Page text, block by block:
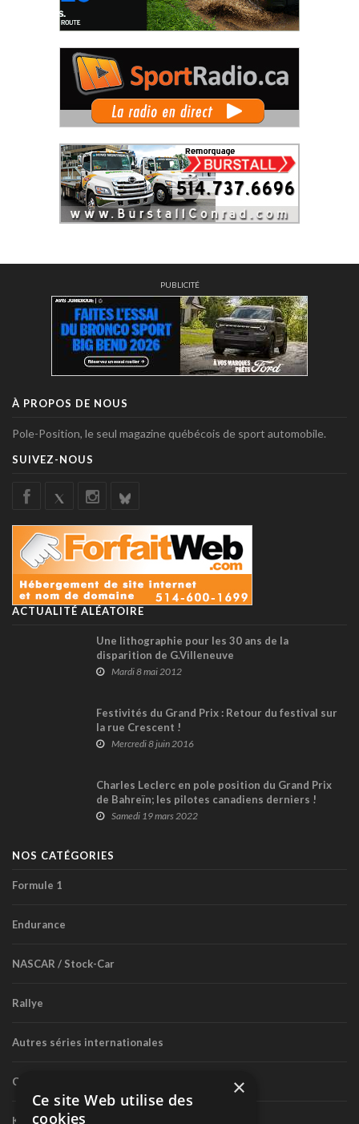
PUBLICITÉ
À PROPOS DE NOUS
Pole-Position, le seul magazine québécois de sport automobile.
SUIVEZ-NOUS
ACTUALITÉ ALÉATOIRE
Une lithographie pour les 30 ans de la
disparition de G.Villeneuve
Mardi 8 mai 2012
Festivités du Grand Prix : Retour du festival sur
la rue Crescent !
Mercredi 8 juin 2016
Charles Leclerc en pole position du Grand Prix
de Bahreïn; les pilotes canadiens derniers !
Samedi 19 mars 2022
NOS CATÉGORIES
Formule 1
Endurance
NASCAR / Stock-Car
Rallye
Autres séries internationales
Circuit routier canadien
Karting
×
Ce site Web utilise des
cookies